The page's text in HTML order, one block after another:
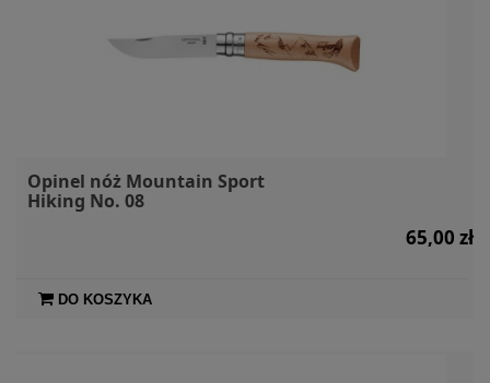
Opinel nóż Mountain Sport
Hiking No. 08
65,00 zł
DO KOSZYKA